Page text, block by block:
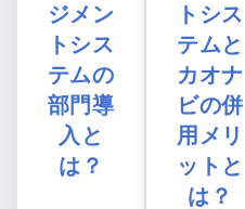
ジメン
トシス
テムの
部門導
入と
は？
トシス
テムと
カオナ
ビの併
用メリ
ットと
は？